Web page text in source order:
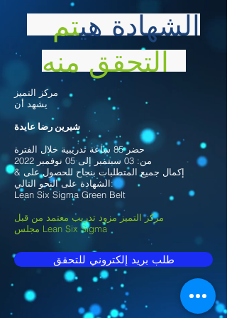
الشهادة هيتم
مركز التميز
يشهد أن
شيرين رضا عايدة
حضر 85 ساعة تدريبية خلال الفترة
من: 03 سبتمبر إلى 05 نوفمبر 2022
& إكمال جميع المتطلبات بنجاح للحصول على
الشهادة على النحو التالي:
Lean Six Sigma Green Belt
مركز التميز مزود تدريب معتمد من قبل
مجلس Lean Six Sigma
طلب بريد إلكتروني للتحقق